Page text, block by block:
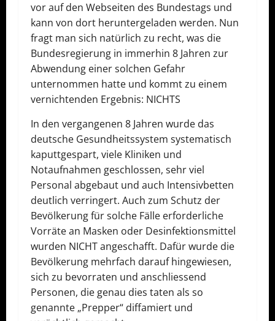
vor auf den Webseiten des Bundestags und
kann von dort heruntergeladen werden. Nun
fragt man sich natürlich zu recht, was die
Bundesregierung in immerhin 8 Jahren zur
Abwendung einer solchen Gefahr
unternommen hatte und kommt zu einem
vernichtenden Ergebnis: NICHTS
In den vergangenen 8 Jahren wurde das
deutsche Gesundheitssystem systematisch
kaputtgespart, viele Kliniken und
Notaufnahmen geschlossen, sehr viel
Personal abgebaut und auch Intensivbetten
deutlich verringert. Auch zum Schutz der
Bevölkerung für solche Fälle erforderliche
Vorräte an Masken oder Desinfektionsmittel
wurden NICHT angeschafft. Dafür wurde die
Bevölkerung mehrfach darauf hingewiesen,
sich zu bevorraten und anschliessend
Personen, die genau dies taten als so
genannte „Prepper“ diffamiert und